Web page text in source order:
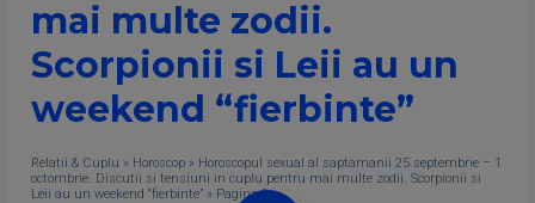
mai multe zodii.
Scorpionii si Leii au un
weekend “fierbinte”
Relatii & Cuplu » Horoscop » Horoscopul sexual al saptamanii 25 septembrie – 1
octombrie. Discutii si tensiuni in cuplu pentru mai multe zodii. Scorpionii si
Leii au un weekend “fierbinte” » Pagina 2